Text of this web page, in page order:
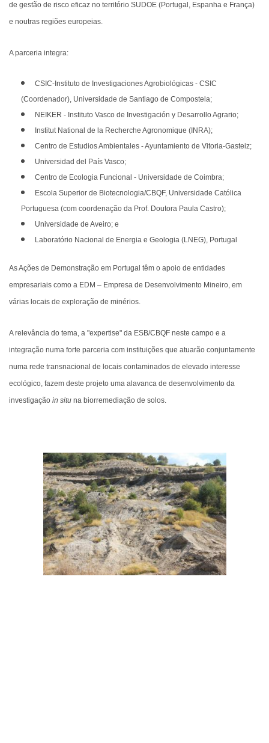
de gestão de risco eficaz no território SUDOE (Portugal, Espanha e França)
e noutras regiões europeias.
A parceria integra:
CSIC-Instituto de Investigaciones Agrobiológicas - CSIC
(Coordenador), Universidade de Santiago de Compostela;
NEIKER - Instituto Vasco de Investigación y Desarrollo Agrario;
Institut National de la Recherche Agronomique (INRA);
Centro de Estudios Ambientales - Ayuntamiento de Vitoria-Gasteiz;
Universidad del País Vasco;
Centro de Ecologia Funcional - Universidade de Coimbra;
Escola Superior de Biotecnologia/CBQF, Universidade Católica
Portuguesa (com coordenação da Prof. Doutora Paula Castro);
Universidade de Aveiro; e
Laboratório Nacional de Energia e Geologia (LNEG), Portugal
As Ações de Demonstração em Portugal têm o apoio de entidades
empresariais como a EDM – Empresa de Desenvolvimento Mineiro, em
várias locais de exploração de minérios.
A relevância do tema, a "expertise" da ESB/CBQF neste campo e a
integração numa forte parceria com instituições que atuarão conjuntamente
numa rede transnacional de locais contaminados de elevado interesse
ecológico, fazem deste projeto uma alavanca de desenvolvimento da
investigação in situ na biorremediação de solos.